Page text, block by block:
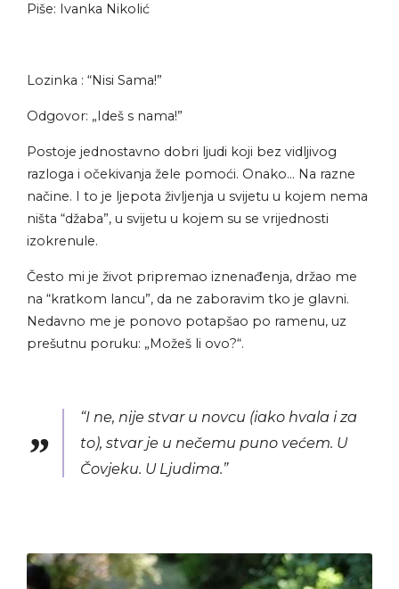
Piše: Ivanka Nikolić
Lozinka : “Nisi Sama!”
Odgovor: „Ideš s nama!”
Postoje jednostavno dobri ljudi koji bez vidljivog
razloga i očekivanja žele pomoći. Onako… Na razne
načine. I to je ljepota življenja u svijetu u kojem nema
ništa “džaba”, u svijetu u kojem su se vrijednosti
izokrenule.
Često mi je život pripremao iznenađenja, držao me
na “kratkom lancu”, da ne zaboravim tko je glavni.
Nedavno me je ponovo potapšao po ramenu, uz
prešutnu poruku: „Možeš li ovo?“.
“I ne, nije stvar u novcu (iako hvala i za
to), stvar je u nečemu puno većem. U
Čovjeku. U Ljudima.”